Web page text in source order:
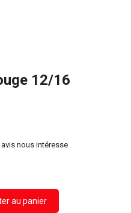
12/16
nous intéresse
au panier